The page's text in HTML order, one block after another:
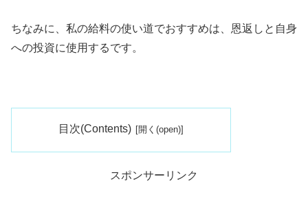
ちなみに、私の給料の使い道でおすすめは、恩返しと自身
への投資に使用するです。
目次(Contents)
スポンサーリンク